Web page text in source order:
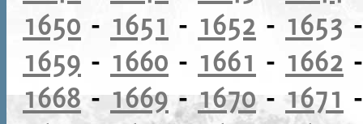
1650 - 1651 - 1652 - 1653
1659 - 1660 - 1661 - 1662
1668 - 1669 -1670- 1671